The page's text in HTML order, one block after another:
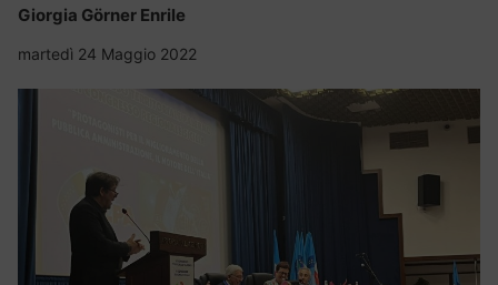
Giorgia Görner Enrile
martedì 24 Maggio 2022